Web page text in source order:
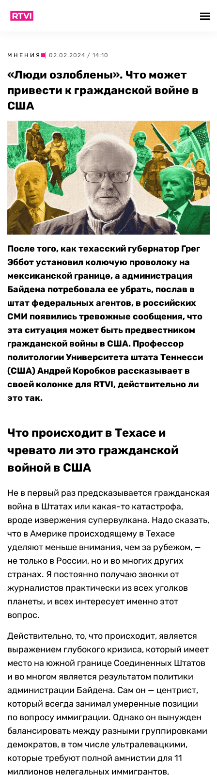
МНЕНИЯ | 02.02.2024 / 14:10
«Люди озлоблены». Что может
привести к гражданской войне в
США
После того, как техасский губернатор Грег
Эббот установил колючую проволоку на
мексиканской границе, а администрация
Байдена потребовала ее убрать, послав в
штат федеральных агентов, в российских
СМИ появились тревожные сообщения, что
эта ситуация может быть предвестником
гражданской войны в США. Профессор
политологии Университета штата Теннесси
(США) Андрей Коробков рассказывает в
своей колонке для RTVI, действительно ли
это так.
Что происходит в Техасе и
чревато ли это гражданской
войной в США
Не в первый раз предсказывается гражданская
война в Штатах или какая-то катастрофа,
вроде извержения супервулкана. Надо сказать,
что в Америке происходящему в Техасе
уделяют меньше внимания, чем за рубежом, —
не только в России, но и во многих других
странах. Я постоянно получаю звонки от
журналистов практически из всех уголков
планеты, и всех интересует именно этот
вопрос.
Действительно, то, что происходит, является
выражением глубокого кризиса, который имеет
место на южной границе Соединенных Штатов
и во многом является результатом политики
администрации Байдена. Сам он — центрист,
который всегда занимал умеренные позиции
по вопросу иммиграции. Однако он вынужден
балансировать между разными группировками
демократов, в том числе ультралевацкими,
которые требуют полной амнистии для 11
миллионов нелегальных иммигрантов,